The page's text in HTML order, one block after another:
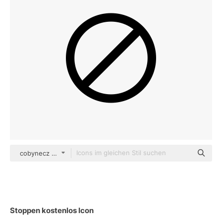
cobynecz Others
Stoppen kostenlos Icon